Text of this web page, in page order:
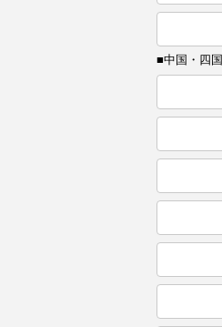
■中国・四国